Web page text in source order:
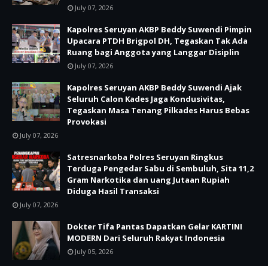
July 07, 2026
Kapolres Seruyan AKBP Beddy Suwendi Pimpin
Upacara PTDH Brigpol DH, Tegaskan Tak Ada
Ruang bagi Anggota yang Langgar Disiplin
July 07, 2026
Kapolres Seruyan AKBP Beddy Suwendi Ajak
Seluruh Calon Kades Jaga Kondusivitas,
Tegaskan Masa Tenang Pilkades Harus Bebas
Provokasi
July 07, 2026
Satresnarkoba Polres Seruyan Ringkus
Terduga Pengedar Sabu di Sembuluh, Sita 11,2
Gram Narkotika dan uang Jutaan Rupiah
Diduga Hasil Transaksi
July 07, 2026
Dokter Tifa Pantas Dapatkan Gelar KARTINI
MODERN Dari Seluruh Rakyat Indonesia
July 05, 2026